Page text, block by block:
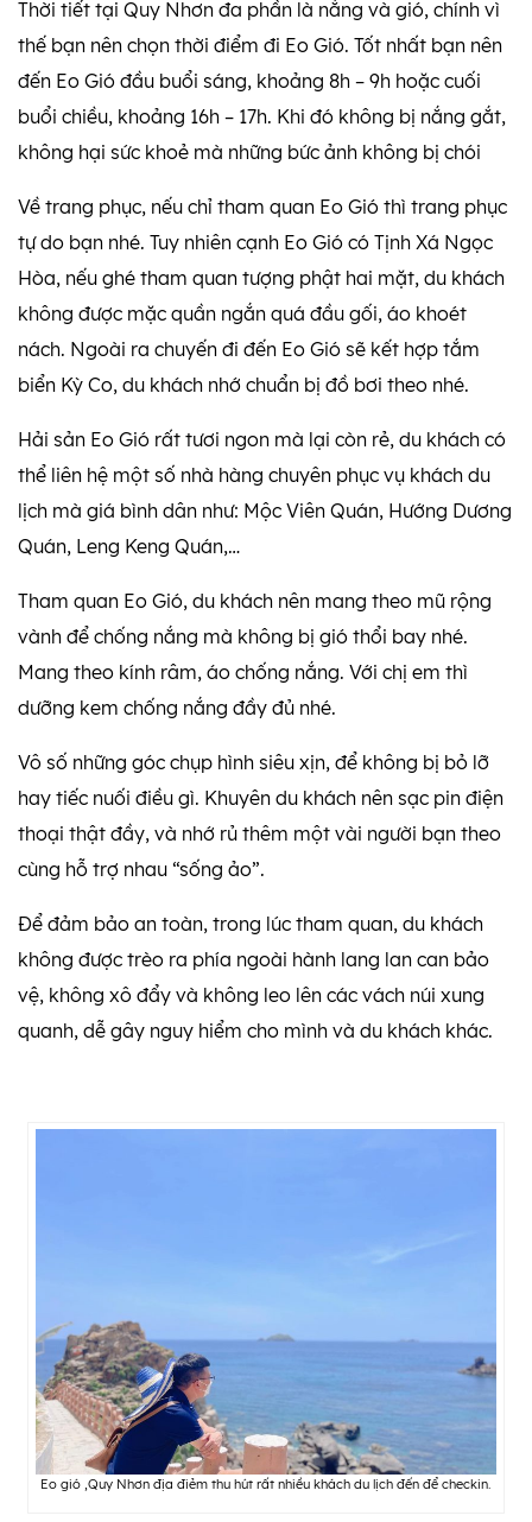
Thời tiết tại Quy Nhơn đa phần là nắng và gió, chính vì
thế bạn nên chọn thời điểm đi Eo Gió. Tốt nhất bạn nên
đến Eo Gió đầu buổi sáng, khoảng 8h – 9h hoặc cuối
buổi chiều, khoảng 16h – 17h. Khi đó không bị nắng gắt,
không hại sức khoẻ mà những bức ảnh không bị chói
Về trang phục, nếu chỉ tham quan Eo Gió thì trang phục
tự do bạn nhé. Tuy nhiên cạnh Eo Gió có Tịnh Xá Ngọc
Hòa, nếu ghé tham quan tượng phật hai mặt, du khách
không được mặc quần ngắn quá đầu gối, áo khoét
nách. Ngoài ra chuyến đi đến Eo Gió sẽ kết hợp tắm
biển Kỳ Co, du khách nhớ chuẩn bị đồ bơi theo nhé.
Hải sản Eo Gió rất tươi ngon mà lại còn rẻ, du khách có
thể liên hệ một số nhà hàng chuyên phục vụ khách du
lịch mà giá bình dân như: Mộc Viên Quán, Hướng Dương
Quán, Leng Keng Quán,…
Tham quan Eo Gió, du khách nên mang theo mũ rộng
vành để chống nắng mà không bị gió thổi bay nhé.
Mang theo kính râm, áo chống nắng. Với chị em thì
dưỡng kem chống nắng đầy đủ nhé.
Vô số những góc chụp hình siêu xịn, để không bị bỏ lỡ
hay tiếc nuối điều gì. Khuyên du khách nên sạc pin điện
thoại thật đầy, và nhớ rủ thêm một vài người bạn theo
cùng hỗ trợ nhau “sống ảo”.
Để đảm bảo an toàn, trong lúc tham quan, du khách
không được trèo ra phía ngoài hành lang lan can bảo
vệ, không xô đẩy và không leo lên các vách núi xung
quanh, dễ gây nguy hiểm cho mình và du khách khác.
Eo gió ,Quy Nhơn địa điẻm thu hút rất nhiều khách du lịch đến để checkin.